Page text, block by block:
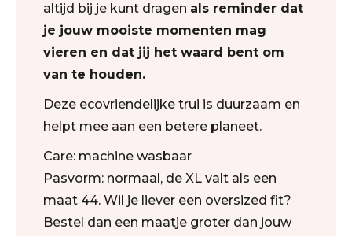
altijd bij je kunt dragen als reminder dat
je jouw mooiste momenten mag
vieren en dat jij het waard bent om
van te houden.
Deze ecovriendelijke trui is duurzaam en
helpt mee aan een betere planeet.
Care: machine wasbaar
Pasvorm: normaal, de XL valt als een
maat 44. Wil je liever een oversized fit?
Bestel dan een maatje groter dan jouw